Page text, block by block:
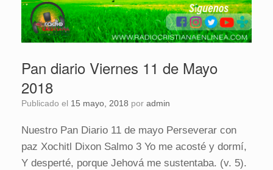
Pan diario Viernes 11 de Mayo
2018
Publicado el 15 mayo, 2018 por admin
Nuestro Pan Diario 11 de mayo Perseverar con
paz Xochitl Dixon Salmo 3 Yo me acosté y dormí,
Y desperté, porque Jehová me sustentaba. (v. 5).